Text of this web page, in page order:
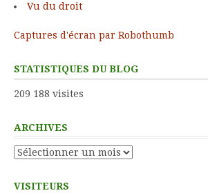
Vu du droit
Captures d'écran par Robothumb
STATISTIQUES DU BLOG
209 188 visites
ARCHIVES
Archives
VISITEURS